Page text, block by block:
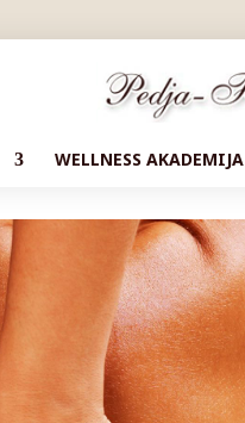
WELLNESS AKADEMIJA